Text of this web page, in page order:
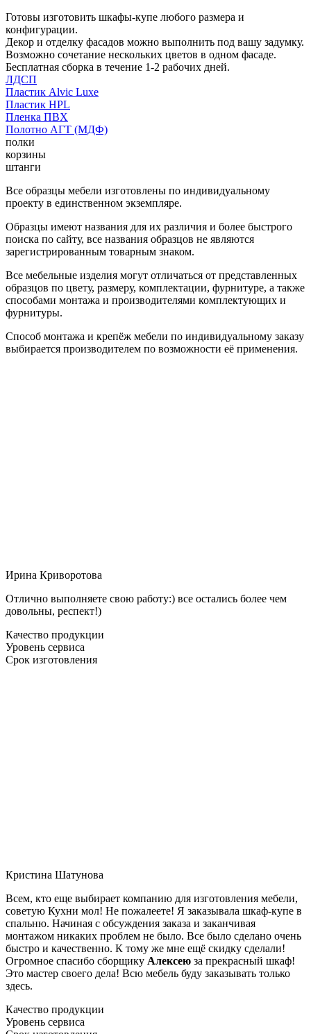
Готовы изготовить шкафы-купе любого размера и
конфигурации.
Декор и отделку фасадов можно выполнить под вашу задумку.
Возможно сочетание нескольких цветов в одном фасаде.
Бесплатная сборка в течение 1-2 рабочих дней.
ЛДСП
Пластик Alvic Luxe
Пластик HPL
Пленка ПВХ
Полотно АГТ (МДФ)
полки
корзины
штанги
Все образцы мебели изготовлены по индивидуальному
проекту в единственном экземпляре.
Образцы имеют названия для их различия и более быстрого
поиска по сайту, все названия образцов не являются
зарегистрированным товарным знаком.
Все мебельные изделия могут отличаться от представленных
образцов по цвету, размеру, комплектации, фурнитуре, а также
способами монтажа и производителями комплектующих и
фурнитуры.
Способ монтажа и крепёж мебели по индивидуальному заказу
выбирается производителем по возможности её применения.
Ирина Криворотова
Отлично выполняете свою работу:) все остались более чем
довольны, респект!)
Качество продукции
Уровень сервиса
Срок изготовления
Кристина Шатунова
Всем, кто еще выбирает компанию для изготовления мебели,
советую Кухни мол! Не пожалеете! Я заказывала шкаф-купе в
спальню. Начиная с обсуждения заказа и заканчивая
монтажом никаких проблем не было. Все было сделано очень
быстро и качественно. К тому же мне ещё скидку сделали!
Огромное спасибо сборщику Алексею за прекрасный шкаф!
Это мастер своего дела! Всю мебель буду заказывать только
здесь.
Качество продукции
Уровень сервиса